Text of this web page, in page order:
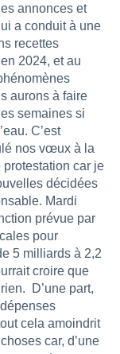
annonces et
a conduit à une
recettes
2024, et au
aurons à faire
semaines si
C’est
nos vœux à la
car je
décidées
Mardi
prévue par
pour
5 milliards à 2,2
croire que
D’une part,
cela amoindrit
car, d’une